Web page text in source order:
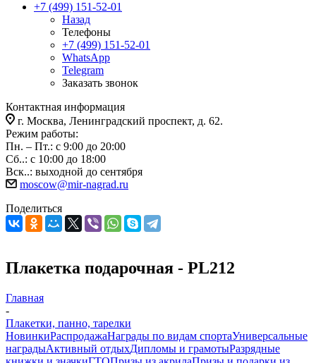
+7 (499) 151-52-01
Назад
Телефоны
+7 (499) 151-52-01
WhatsApp
Telegram
Заказать звонок
Контактная информация
г. Москва, Ленинградский проспект, д. 62.
Режим работы:
Пн. – Пт.: с 9:00 до 20:00
Сб..: с 10:00 до 18:00
Вск..: выходной до сентября
moscow@mir-nagrad.ru
Поделиться
Плакетка подарочная - PL212
Главная
-
Плакетки, панно, тарелки
НовинкиРаспродажаНаграды по видам спортаУниверсальные
наградыАктивный отдыхДипломы и грамотыРазрядные